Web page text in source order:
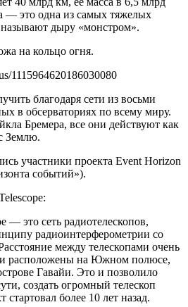
— это одна из самых тяжелых
дыру «монстром».
на кольцо огня.
1115964620186030080
благодаря сети из восьми
в обсерваториях по всему миру.
Бремера, все они действуют как
Землю.
участники проекта Event Horizon
событий»).
— это сеть радиотелескопов,
радиоинтерферометрии со
между телескопами очень
расположены на Южном полюсе,
Гавайи. Это и позволило
создать огромный телескоп
более 10 лет назад.